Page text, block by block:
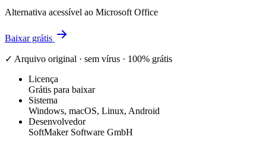
Alternativa acessível ao Microsoft Office
Baixar grátis
✓ Arquivo original · sem vírus · 100% grátis
Licença
Grátis para baixar
Sistema
Windows, macOS, Linux, Android
Desenvolvedor
SoftMaker Software GmbH